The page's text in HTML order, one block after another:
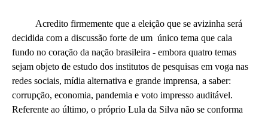
Acredito firmemente que a eleição que se avizinha será
decidida com a discussão forte de um único tema que cala
fundo no coração da nação brasileira - embora quatro temas
sejam objeto de estudo dos institutos de pesquisas em voga nas
redes sociais, mídia alternativa e grande imprensa, a saber:
corrupção, economia, pandemia e voto impresso auditável.
Referente ao último, o próprio Lula da Silva não se conforma